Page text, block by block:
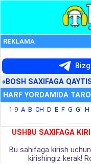
REKLAMA
«BOSH SAXIFAGA
HARF YORDAMIDA
1-9 A B CH D E F G G' H
USHBU SAXIFAGA
Bu sahifaga kirish uchun
kirishingiz kerak!